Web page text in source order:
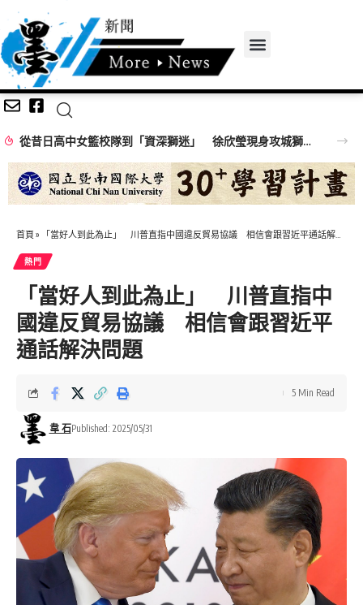
從昔日高中女籃校隊到「資深獅迷」 徐欣瑩現身攻城獅開訓為球隊加油
首頁 » 「當好人到此為止」 川普直指中國違反貿易協議 相信會跟習近平通話解決問題
熱門
「當好人到此為止」 川普直指中
國違反貿易協議 相信會跟習近平
通話解決問題
韋 石Published: 2025/05/31
5 Min Read